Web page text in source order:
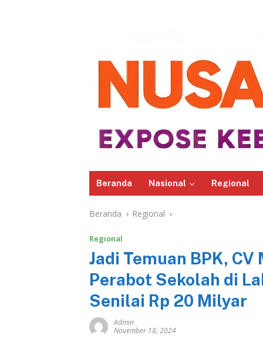
Beranda Nasional Regional
Beranda Regional
Regional
Jadi Temuan BPK,
Perabot Sekolah di
Senilai Rp 20 Milyar
Admin
November 18, 2024